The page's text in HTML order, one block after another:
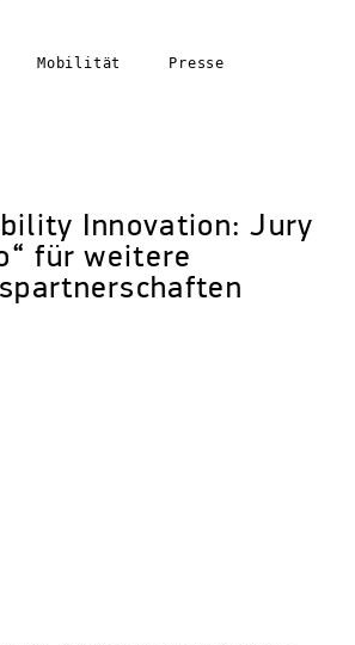
Mobilität
Presse
Innovation: Jury
für weitere